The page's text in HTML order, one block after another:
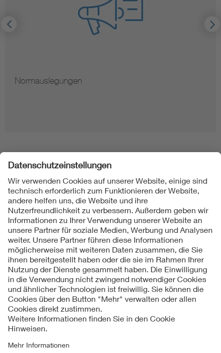
Hinweise zur Vervielfältigung von Normen
Folgen Sie uns
Kontakt
Impressum
Datenschutzinformationen
Cookie Hinweise
Compliance